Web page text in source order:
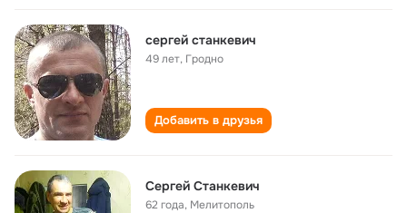
сергей станкевич
49 лет, Гродно
Добавить в друзья
Сергей Станкевич
62 года, Мелитополь